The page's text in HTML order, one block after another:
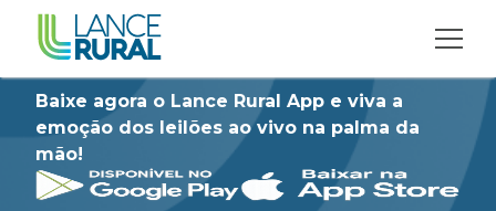
Baixe agora o Lance Rural App e viva a
emoção dos leilões ao vivo na palma da
mão!